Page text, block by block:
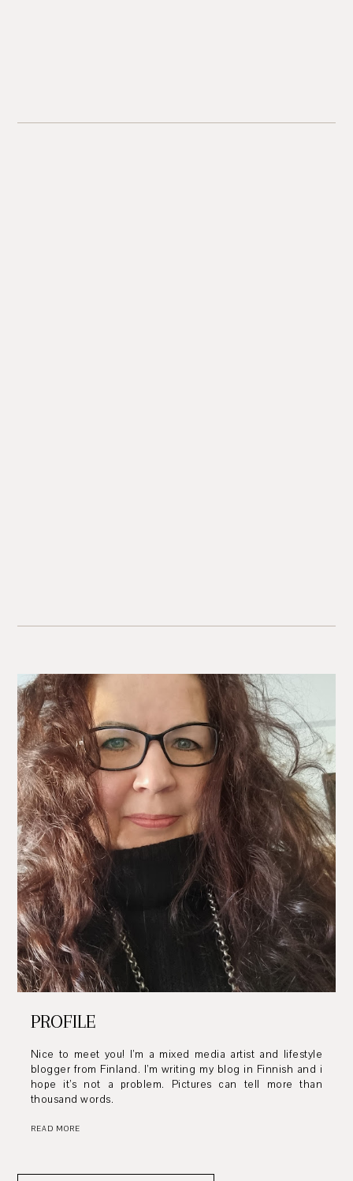
PROFILE
Nice to meet you! I’m a mixed media artist and lifestyle
blogger from Finland. I’m writing my blog in Finnish and i
hope it’s not a problem. Pictures can tell more than
thousand words.
READ MORE